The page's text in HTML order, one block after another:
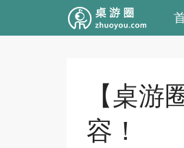
【桌游
容！